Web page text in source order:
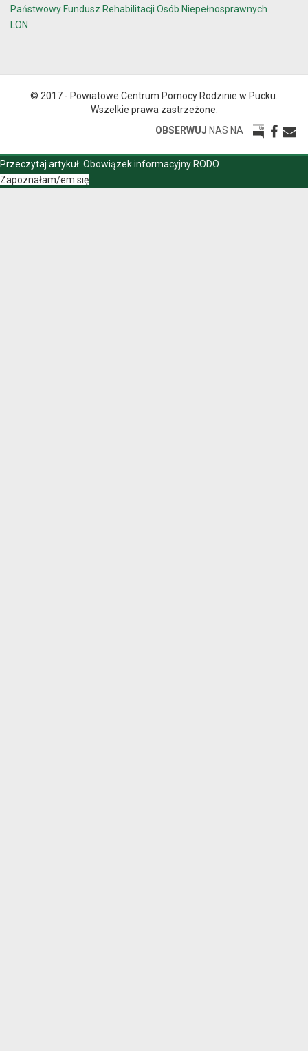
Państwowy Fundusz Rehabilitacji Osób Niepełnosprawnych
LON
© 2017 - Powiatowe Centrum Pomocy Rodzinie w Pucku.
Wszelkie prawa zastrzeżone.
OBSERWUJ NAS NA
Przeczytaj artykuł: Obowiązek informacyjny RODO
Zapoznałam/em się